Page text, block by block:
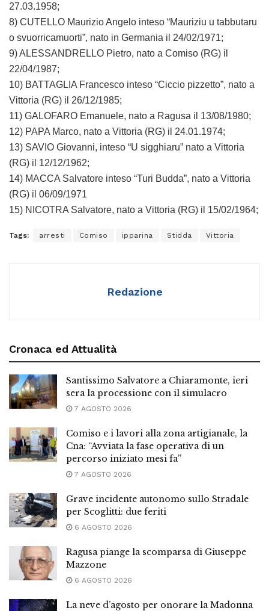
27.03.1958;
8) CUTELLO Maurizio Angelo inteso “Mauriziu u tabbutaru
o svuorricamuorti”, nato in Germania il 24/02/1971;
9) ALESSANDRELLO Pietro, nato a Comiso (RG) il
22/04/1987;
10) BATTAGLIA Francesco inteso “Ciccio pizzetto”, nato a
Vittoria (RG) il 26/12/1985;
11) GALOFARO Emanuele, nato a Ragusa il 13/08/1980;
12) PAPA Marco, nato a Vittoria (RG) il 24.01.1974;
13) SAVIO Giovanni, inteso “U sigghiaru” nato a Vittoria
(RG) il 12/12/1962;
14) MACCA Salvatore inteso “Turi Budda”, nato a Vittoria
(RG) il 06/09/1971
15) NICOTRA Salvatore, nato a Vittoria (RG) il 15/02/1964;
Tags: arresti Comiso ipparina Stidda Vittoria
Redazione
Cronaca ed Attualità
Santissimo Salvatore a Chiaramonte, ieri
sera la processione con il simulacro
7 AGOSTO 2026
Comiso e i lavori alla zona artigianale, la
Cna: “Avviata la fase operativa di un
percorso iniziato mesi fa”
7 AGOSTO 2026
Grave incidente autonomo sullo Stradale
per Scoglitti: due feriti
6 AGOSTO 2026
Ragusa piange la scomparsa di Giuseppe
Mazzone
6 AGOSTO 2026
La neve d’agosto per onorare la Madonna